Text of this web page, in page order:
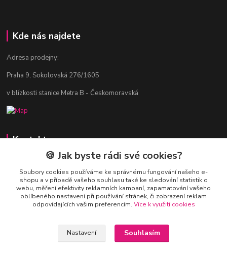
Kde nás najdete
Adresa prodejny:
Praha 9, Sokolovská 276/1605
v blízkosti stanice Metra B - Českomoravská
Kontakty
Jitka Vlasáková
281 916 793
Po-Čt 8-16:30, Pá 8-14:30
nitka@nitka.cz
🍪 Jak byste rádi své cookies?
Soubory cookies používáme ke správnému fungování našeho e-
shopu a v případě vašeho souhlasu také ke sledování statistik o
webu, měření efektivity reklamních kampaní, zapamatování vašeho
oblíbeného nastavení při používání stránek, či zobrazení reklam
odpovídajících vašim preferencím. Více k využití cookies
Nastavení Souhlasím